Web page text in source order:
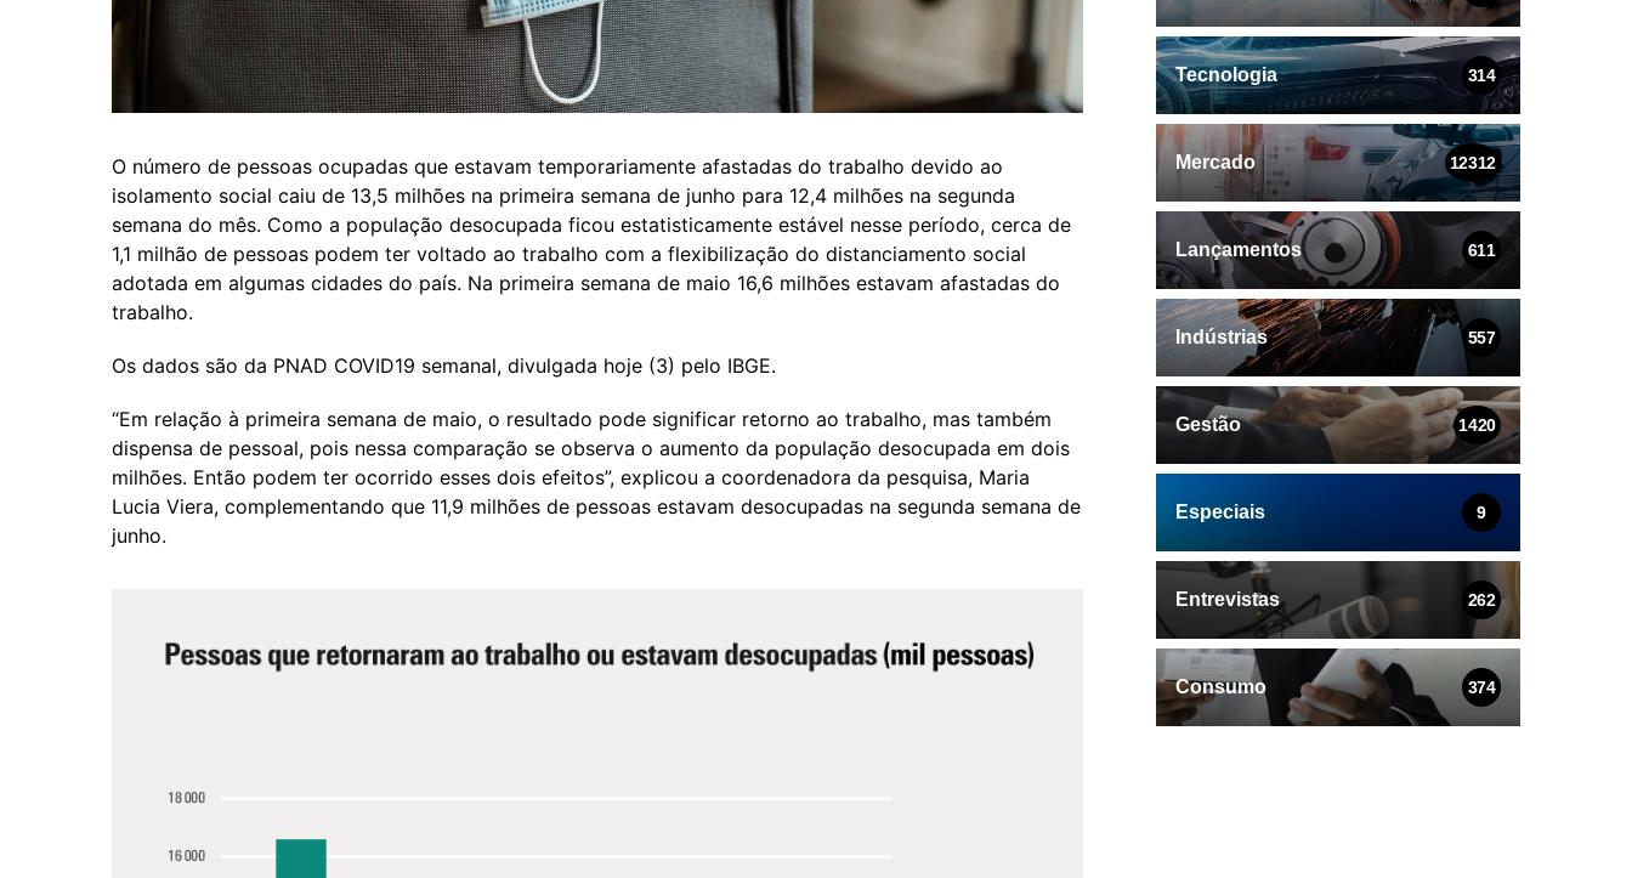
O número de pessoas ocupadas que estavam temporariamente afastadas do trabalho devido ao
isolamento social caiu de 13,5 milhões na primeira semana de junho para 12,4 milhões na segunda
semana do mês. Como a população desocupada ficou estatisticamente estável nesse período, cerca de
1,1 milhão de pessoas podem ter voltado ao trabalho com a flexibilização do distanciamento social
adotada em algumas cidades do país. Na primeira semana de maio 16,6 milhões estavam afastadas do
trabalho.
Os dados são da PNAD COVID19 semanal, divulgada hoje (3) pelo IBGE.
“Em relação à primeira semana de maio, o resultado pode significar retorno ao trabalho, mas também
dispensa de pessoal, pois nessa comparação se observa o aumento da população desocupada em dois
milhões. Então podem ter ocorrido esses dois efeitos”, explicou a coordenadora da pesquisa, Maria
Lucia Viera, complementando que 11,9 milhões de pessoas estavam desocupadas na segunda semana de
junho.
Tecnologia 314
Mercado 12312
Lançamentos 611
Indústrias 557
Gestão 1420
Especiais 9
Entrevistas 262
Consumo 374